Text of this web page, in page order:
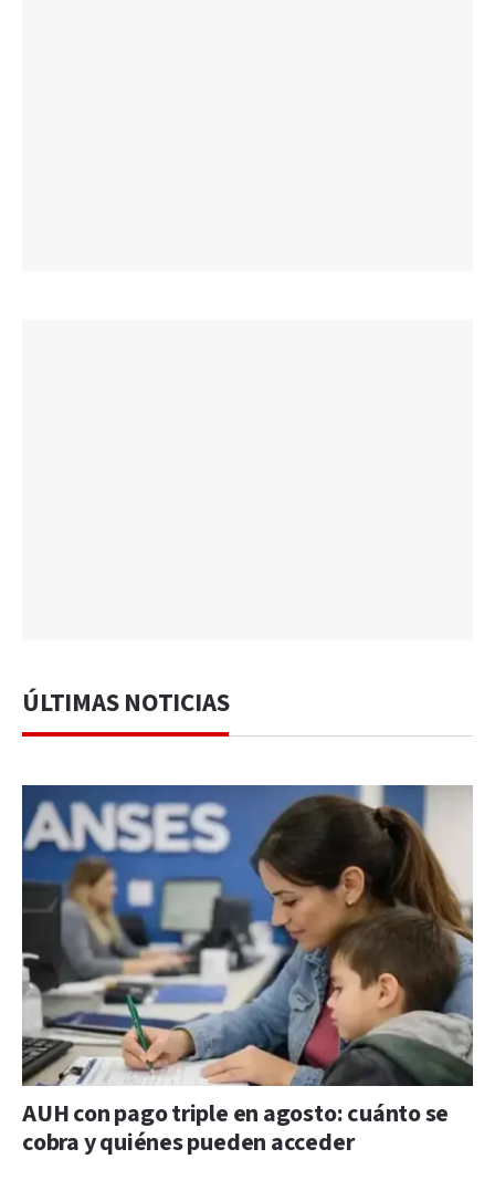
ÚLTIMAS NOTICIAS
AUH con pago triple en agosto: cuánto se
cobra y quiénes pueden acceder